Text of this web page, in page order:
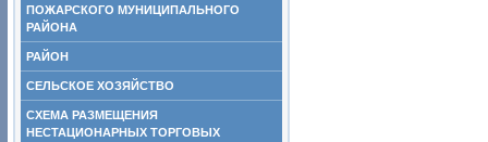
ПОЖАРСКОГО МУНИЦИПАЛЬНОГО
РАЙОНА
РАЙОН
СЕЛЬСКОЕ ХОЗЯЙСТВО
СХЕМА РАЗМЕЩЕНИЯ
НЕСТАЦИОНАРНЫХ ТОРГОВЫХ